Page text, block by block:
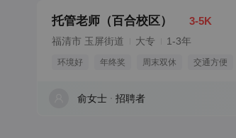
托管老师（百合校区） 3-5K
福清市 玉屏街道 大专 1-3年
环境好 年终奖 周末双休 交通方便
俞女士 招聘者